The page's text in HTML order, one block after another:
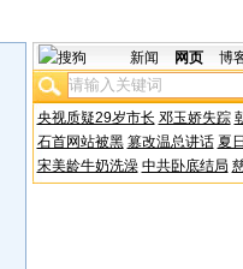
新闻 网页 博
央视质疑29岁市长 邓玉娇失踪
石首网站被黑 篡改温总讲话 夏
宋美龄牛奶洗澡 中共卧底结局